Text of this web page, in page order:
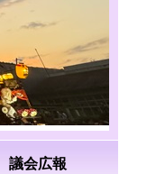
議会広報